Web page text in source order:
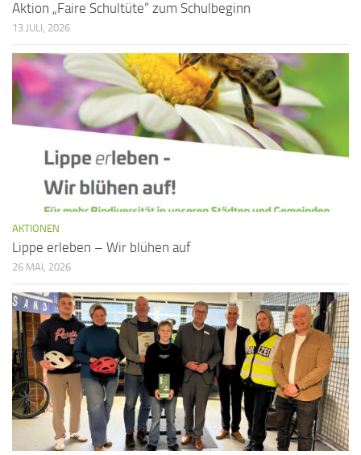
Aktion „Faire Schultüte“ zum Schulbeginn
13 JULI, 2026
AKTIONEN
Lippe erleben – Wir blühen auf
26 MAI, 2026